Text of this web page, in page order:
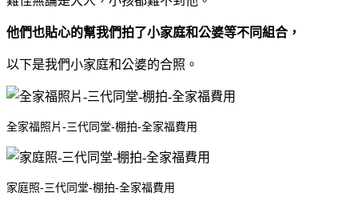
他們也貼心的幫我們拍了小家庭和公婆等不同組合，
以下是我們小家庭和公婆的合照。
全家福照片-三代同堂-棚拍-全家福費用
家庭照-三代同堂-棚拍-全家福費用